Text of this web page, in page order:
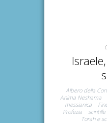
Albero della
Anima Neshama
messianica
Profezia
Torah e